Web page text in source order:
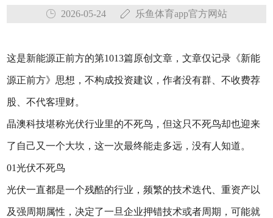
2026-05-24 乐鱼体育app官方网站
这是新能源正前方的第1013篇原创文章，文章仅记录《新能
源正前方》思想，不构成投资建议，作者没有群、不收费荐
股、不代客理财。
晶澳科技堪称光伏行业里的不死鸟，但这只不死鸟却也迎来
了自己又一个大坎，这一次最终能走多远，没有人知道。
01光伏不死鸟
光伏一直都是一个残酷的行业，频繁的技术迭代、重资产以
及强周期属性，决定了一旦企业押错技术或者周期，可能就